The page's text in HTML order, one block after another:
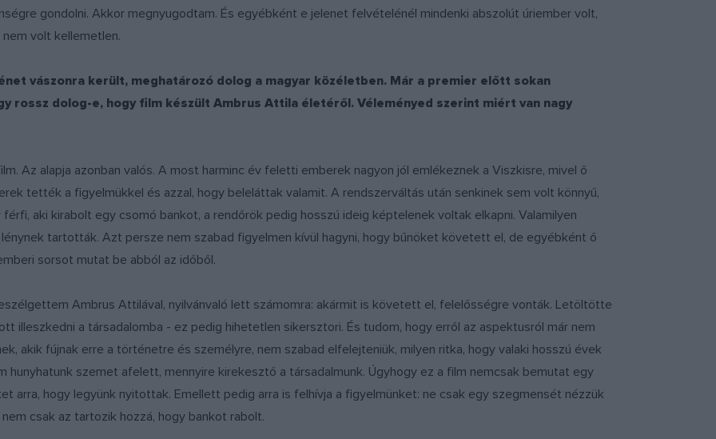
gondolni. Akkor megnyugodtam. És egyébként e jelenet felvételénél mindenki abszolút úriember volt,
volt kellemetlen.
vászonra került, meghatározó dolog a magyar közéletben. Már a premier előtt sokan
rossz dolog-e, hogy film készült Ambrus Attila életéről. Véleményed szerint miért van nagy
Az alapja azonban valós. A most harminc év feletti emberek nagyon jól emlékeznek a Viszkisre, mivel ő
tették a figyelmükkel és azzal, hogy beleláttak valamit. A rendszerváltás után senkinek sem volt könnyű,
aki kirabolt egy csomó bankot, a rendőrök pedig hosszú ideig képtelenek voltak elkapni. Valamilyen
tartották. Azt persze nem szabad figyelmen kívül hagyni, hogy bűnöket követett el, de egyébként ő
sorsot mutat be abból az időből.
Ambrus Attilával, nyilvánvaló lett számomra: akármit is követett el, felelősségre vonták. Letöltötte
illeszkedni a társadalomba - ez pedig hihetetlen sikersztori. És tudom, hogy erről az aspektusról már nem
akik fújnak erre a történetre és személyre, nem szabad elfelejteniük, milyen ritka, hogy valaki hosszú évek
hunyhatunk szemet afelett, mennyire kirekesztő a társadalmunk. Úgyhogy ez a film nemcsak bemutat egy
arra, hogy legyünk nyitottak. Emellett pedig arra is felhívja a figyelmünket: ne csak egy szegmensét nézzük
csak az tartozik hozzá, hogy bankot rabolt.